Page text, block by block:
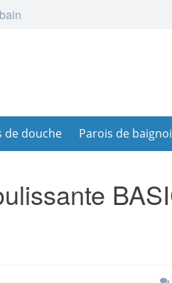
de douche Parois de